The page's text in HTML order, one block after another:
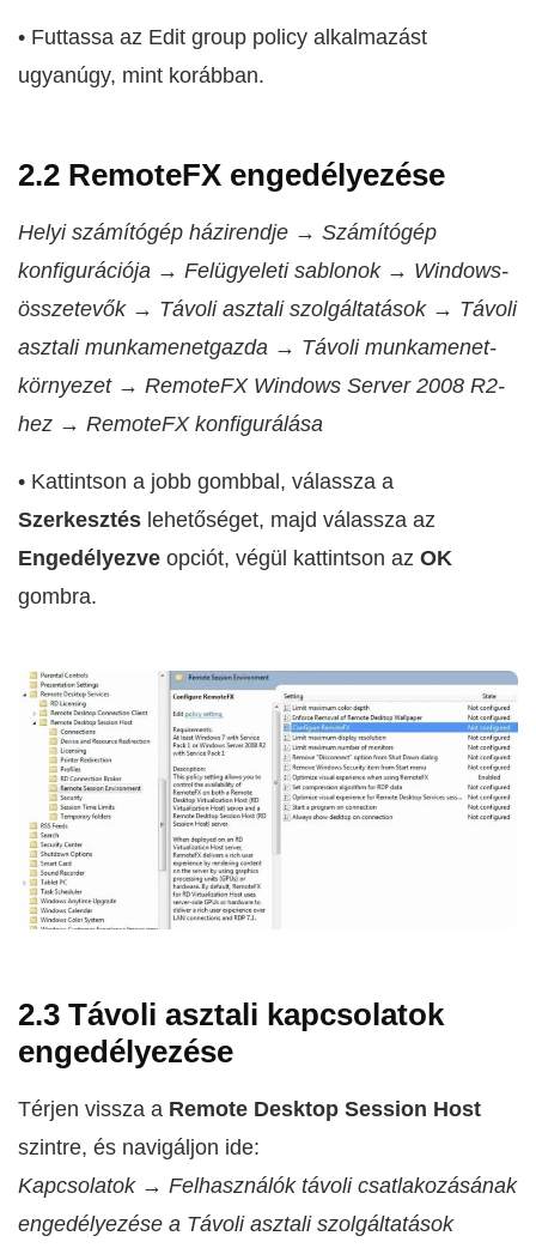
• Futtassa az Edit group policy alkalmazást
ugyanúgy, mint korábban.
2.2 RemoteFX engedélyezése
Helyi számítógép házirendje → Számítógép
konfigurációja → Felügyeleti sablonok → Windows-
összetevők → Távoli asztali szolgáltatások → Távoli
asztali munkamenetgazda → Távoli munkamenet-
környezet → RemoteFX Windows Server 2008 R2-
hez → RemoteFX konfigurálása
• Kattintson a jobb gombbal, válassza a
Szerkesztés lehetőséget, majd válassza az
Engedélyezve opciót, végül kattintson az OK
gombra.
2.3 Távoli asztali kapcsolatok
engedélyezése
Térjen vissza a Remote Desktop Session Host
szintre, és navigáljon ide:
Kapcsolatok → Felhasználók távoli csatlakozásának
engedélyezése a Távoli asztali szolgáltatások